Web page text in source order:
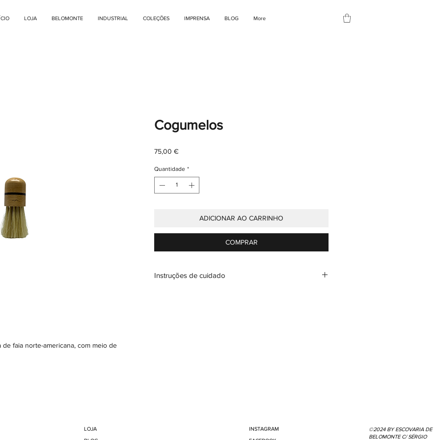
LOJA BELOMONTE INDUSTRIAL COLEÇÕES IMPRENSA BLOG More
faia norte-americana, com meio de
Cogumelos
75,00 €Preço
Quantidade *
ADICIONAR AO CARRINHO
COMPRAR
Instruções de cuidado
LOJA
INSTAGRAM
©2024 BY ESCOVARIA DE
BELOMONTE C/ SÉRGIO